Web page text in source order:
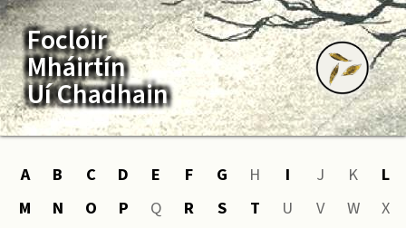
Foclóir
Mháirtín
Uí Chadhain
A B C D E F G H I J K
L
M
N O P Q R S T U V W
X